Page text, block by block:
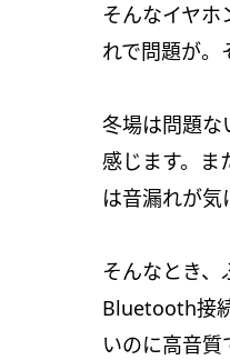
そんなイヤホ
れで問題が。
冬場は問題な
感じます。ま
は音漏れが気
そんなとき、
Bluetooth接
いのに高音質